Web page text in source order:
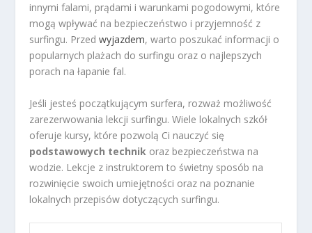
innymi falami, prądami i warunkami pogodowymi, które
mogą wpływać na bezpieczeństwo i przyjemność z
surfingu. Przedwyjazdem, warto poszukać informacji o
popularnych plażach do surfingu oraz o najlepszych
porach na łapanie fal.
Jeśli jesteś początkującym surfera, rozważ możliwość
zarezerwowania lekcji surfingu. Wiele lokalnych szkół
oferuje kursy, które pozwolą Ci nauczyć się
podstawowych technik oraz bezpieczeństwa na
wodzie. Lekcje z instruktorem to świetny sposób na
rozwinięcie swoich umiejętności oraz na poznanie
lokalnych przepisów dotyczących surfingu.